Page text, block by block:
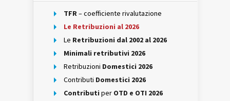
TFR– coefficiente rivalutazione
Le Retribuzioni al 2026
Le Retribuzioni dal 2002 al 2026
Minimali retributivi 2026
Retribuzioni Domestici 2026
Contributi Domestici 2026
Contributi per OTD e OTI 2026